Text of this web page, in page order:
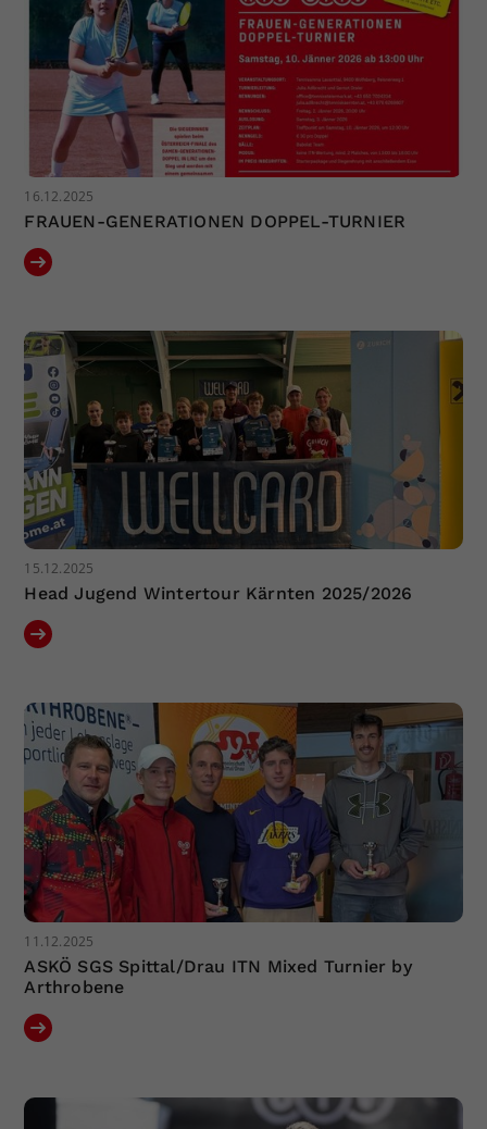
16.12.2025
FRAUEN-GENERATIONEN DOPPEL-TURNIER
15.12.2025
Head Jugend Wintertour Kärnten 2025/2026
11.12.2025
ASKÖ SGS Spittal/Drau ITN Mixed Turnier by
Arthrobene